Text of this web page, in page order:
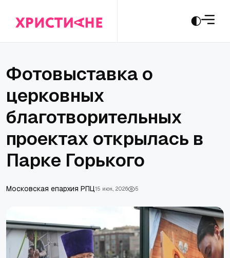
Фотовыставка о
церковных
благотворительных
проектах открылась в
Парке Горького
Московская епархия РПЦ15 июн., 2026 5